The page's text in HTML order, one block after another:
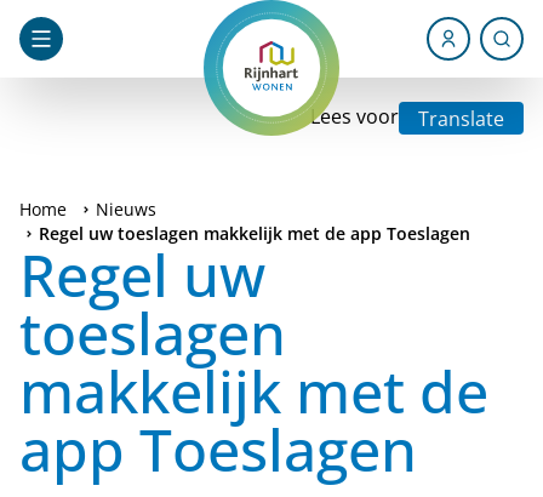
Lees voor Translate
Home
Nieuws
Regel uw toeslagen makkelijk met de app Toeslagen
Regel uw
toeslagen
makkelijk met de
app Toeslagen